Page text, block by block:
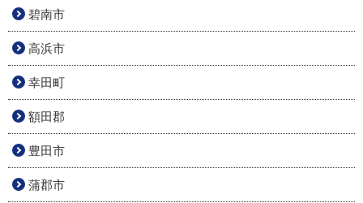
碧南市
高浜市
幸田町
額田郡
豊田市
蒲郡市